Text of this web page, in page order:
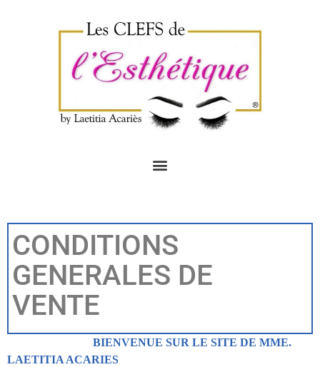
CONDITIONS
GENERALES DE
VENTE
BIENVENUE SUR LE SITE DE MME.
LAETITIA ACARIES